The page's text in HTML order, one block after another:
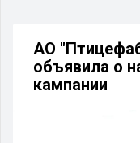
АО
объявила о
кампании